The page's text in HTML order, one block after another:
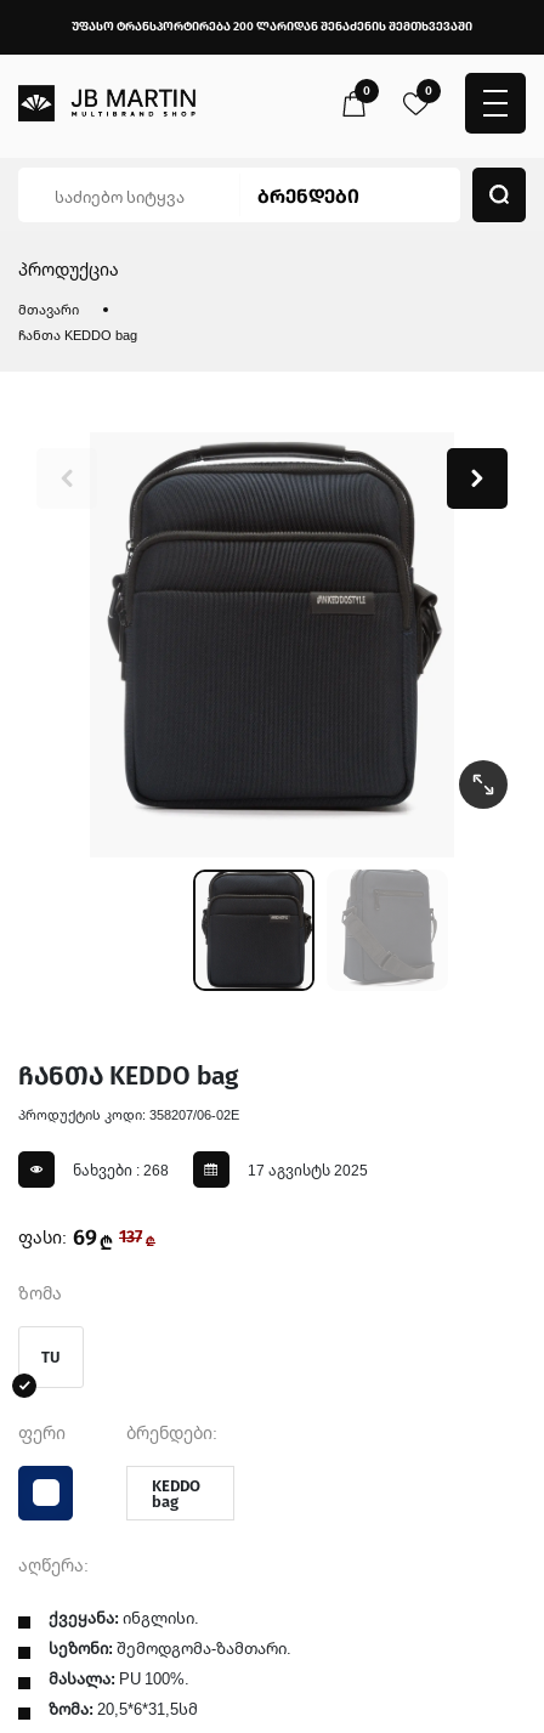
უფასო ტრანსპორტირება 200 ლარიდან შენაძენის შემთხვევაში
0 0
პროდუქცია
მთავარი
ჩანთა KEDDO bag
ჩანთა KEDDO bag
პროდუქტის კოდი: 358207/06-02E
ნახვები : 268 17 აგვისტს 2025
ფასი: 69₾ 137 ₾
ზომა
TU
ფერი ბრენდები:
KEDDO
bag
აღწერა:
ქვეყანა: ინგლისი.
სეზონი: შემოდგომა-ზამთარი.
მასალა: PU 100%.
ზომა: 20,5*6*31,5სმ